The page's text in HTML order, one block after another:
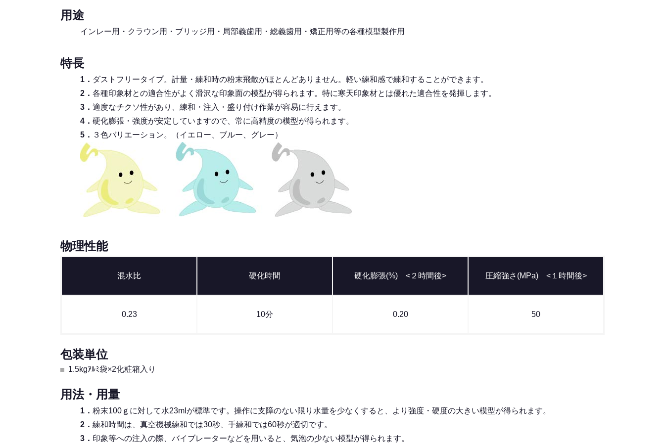
用途
インレー用・クラウン用・ブリッジ用・局部義歯用・総義歯用・矯正用等の各種模型製作用
特長
1． ダストフリータイプ。計量・練和時の粉末飛散がほとんどありません。軽い練和感で練和することができます。
2． 各種印象材との適合性がよく滑沢な印象面の模型が得られます。特に寒天印象材とは優れた適合性を発揮します。
3． 適度なチクソ性があり、練和・注入・盛り付け作業が容易に行えます。
4． 硬化膨張・強度が安定していますので、常に高精度の模型が得られます。
5． ３色バリエーション。（イエロー、ブルー、グレー）
物理性能
混水比
0.23
硬化時間
10分
硬化膨張(%) <２時間後>
0.20
圧縮強さ(MPa) <１時間後>
50
包装単位
1.5kgｱﾙﾐ袋×2化粧箱入り
用法・用量
1． 粉末100ｇに対して水23mlが標準です。操作に支障のない限り水量を少なくすると、より強度・硬度の大きい模型が得られます。
2． 練和時間は、真空機械練和では30秒、手練和では60秒が適切です。
3． 印象等への注入の際、バイブレーターなどを用いると、気泡の少ない模型が得られます。